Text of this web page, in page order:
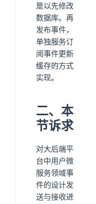
是以先修改
数据库。再
发布事件，
单独服务订
阅事件更新
缓存的方式
实现。
二、本
节诉求
对大后端平
台中用户微
服务领域事
件的设计发
送与接收进